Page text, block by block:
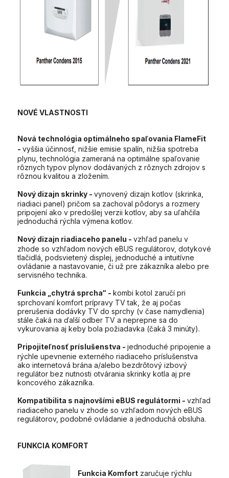
NOVÉ VLASTNOSTI
Nová technológia optimálneho spaľovania FlameFit
- vyššia účinnosť, nižšie emisie spalín, nižšia spotreba
plynu, technológia zameraná na optimálne spaľovanie
rôznych typov plynov dodávaných z rôznych zdrojov s
rôznou kvalitou a zložením.
Nový dizajn skrinky - vynovený dizajn kotlov (skrinka,
riadiaci panel) pričom sa zachoval pôdorys a rozmery
pripojení ako v predošlej verzii kotlov, aby sa uľahčila
jednoduchá rýchla výmena kotlov.
Nový dizajn riadiaceho panelu - vzhľad panelu v
zhode so vzhľadom nových eBUS regulátorov, dotykové
tlačidlá, podsvietený displej, jednoduché a intuitívne
ovládanie a nastavovanie, či už pre zákazníka alebo pre
servisného technika.
Funkcia „chytrá sprcha“ - kombi kotol zaručí pri
sprchovaní komfort prípravy TV tak, že aj počas
prerušenia dodávky TV do sprchy (v čase namydlenia)
stále čaká na ďalší odber TV a neprepne sa do
vykurovania aj keby bola požiadavka (čaká 3 minúty).
Pripojiteľnosť príslušenstva - jednoduché pripojenie a
rýchle upevnenie externého riadiaceho príslušenstva
ako internetová brána a/alebo bezdrôtový izbový
regulátor bez nutnosti otvárania skrinky kotla aj pre
koncového zákazníka.
Kompatibilita s najnovšími eBUS regulátormi - vzhľad
riadiaceho panelu v zhode so vzhľadom nových eBUS
regulátorov, podobné ovládanie a jednoduchá obsluha.
FUNKCIA KOMFORT
Funkcia Komfort zaručuje rýchlu